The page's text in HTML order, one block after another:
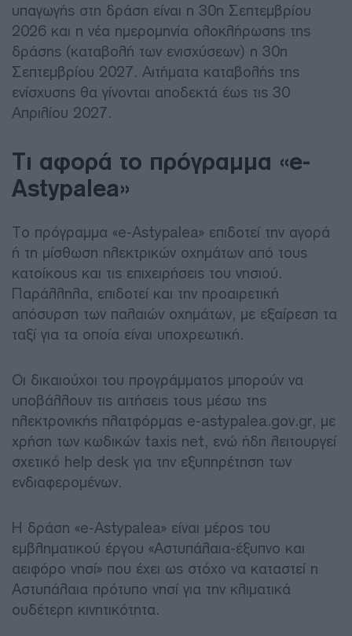
υπαγωγής στη δράση είναι η 30η Σεπτεμβρίου
2026 και η νέα ημερομηνία ολοκλήρωσης της
δράσης (καταβολή των ενισχύσεων) η 30η
Σεπτεμβρίου 2027. Αιτήματα καταβολής της
ενίσχυσης θα γίνονται αποδεκτά έως τις 30
Απριλίου 2027.
Τι αφορά το πρόγραμμα «e-
Astypalea»
Το πρόγραμμα «e-Astypalea» επιδοτεί την αγορά
ή τη μίσθωση ηλεκτρικών οχημάτων από τους
κατοίκους και τις επιχειρήσεις του νησιού.
Παράλληλα, επιδοτεί και την προαιρετική
απόσυρση των παλαιών οχημάτων, με εξαίρεση τα
ταξί για τα οποία είναι υποχρεωτική.
Οι δικαιούχοι του προγράμματος μπορούν να
υποβάλλουν τις αιτήσεις τους μέσω της
ηλεκτρονικής πλατφόρμας e-astypalea.gov.gr, με
χρήση των κωδικών taxis net, ενώ ήδη λειτουργεί
σχετικό help desk για την εξυπηρέτηση των
ενδιαφερομένων.
Η δράση «e-Astypalea» είναι μέρος του
εμβληματικού έργου «Αστυπάλαια-έξυπνο και
αειφόρο νησί» που έχει ως στόχο να καταστεί η
Αστυπάλαια πρότυπο νησί για την κλιματικά
ουδέτερη κινητικότητα.